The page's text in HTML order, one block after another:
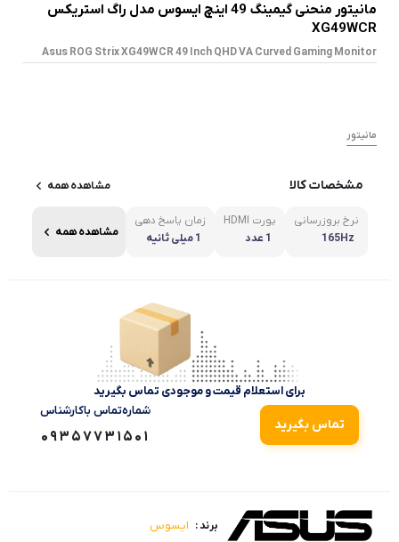
مانیتور منحنی گیمینگ 49 اینچ ایسوس مدل راگ استریکس
XG49WCR
Asus ROG Strix XG49WCR 49 Inch QHD VA Curved Gaming Monitor
مانیتور
مشخصات کالا مشاهده همه
نرخ بروزرسانی
165Hz
پورت HDMI
1 عدد
زمان پاسخ دهی
1 میلی‌ ثانیه
مشاهده همه
برای استعلام قیمت و موجودی تماس بگیرید
تماس بگیرید
شماره‌تماس‌ با‌کارشناس
09357731501
برند : ایسوس